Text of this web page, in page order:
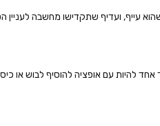
עייף, ועדיף שתקדישו מחשבה לעניין
להיות עם אופציה להוסיף לבוש או